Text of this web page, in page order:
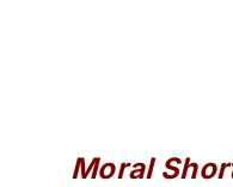
Moral